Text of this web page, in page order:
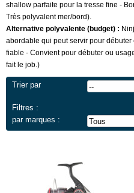
shallow parfaite pour la tresse fine -
Très polyvalent mer/bord).
Alternative polyvalente (budget) :
abordable qui peut servir pour
fiable - Convient pour débuter ou
fait le job.)
Trier par
Filtres :
par marques :